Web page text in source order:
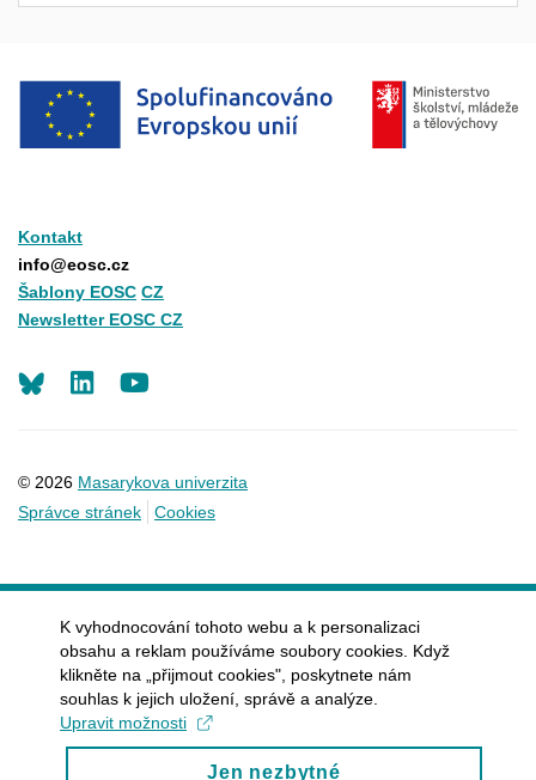
Kontakt
info@eosc.cz
Šablony EOSC CZ
Newsletter EOSC CZ
© 2026 Masarykova univerzita
Správce stránek
Cookies
LinkedIn
K vyhodnocování tohoto webu a k personalizaci
obsahu a reklam používáme soubory cookies. Když
klikněte na „přijmout cookies", poskytnete nám
souhlas k jejich uložení, správě a analýze.
Upravit možnosti
Jen nezbytné